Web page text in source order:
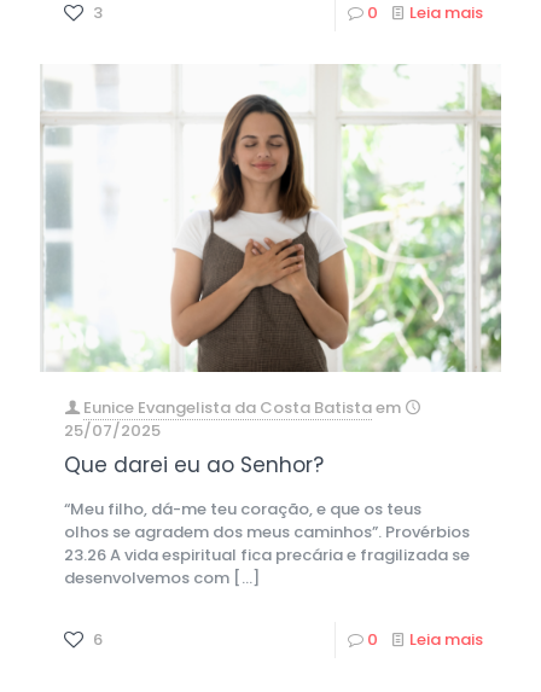
3 0 Leia mais
Eunice Evangelista da Costa Batistaem
25/07/2025
Que darei eu ao Senhor?
“Meu filho, dá-me teu coração, e que os teus
olhos se agradem dos meus caminhos”. Provérbios
23.26 A vida espiritual fica precária e fragilizada se
desenvolvemos com […]
6 0 Leia mais